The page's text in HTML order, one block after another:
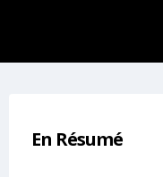
En Résumé